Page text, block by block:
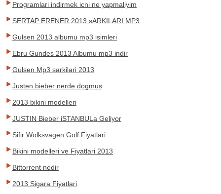
Programlari indirmek icni ne yapmaliyim
SERTAP ERENER 2013 sARKILARI MP3
Gulsen 2013 albumu mp3 isimleri
Ebru Gundes 2013 Albumu mp3 indir
Gulsen Mp3 sarkilari 2013
Justen bieber nerde dogmus
2013 bikini modelleri
JUSTIN Bieber iSTANBULa Geliyor
Sifir Wolksvagen Golf Fiyatlari
Bikini modelleri ve Fiyatlari 2013
Bittorrent nedir
2013 Sigara Fiyatlari